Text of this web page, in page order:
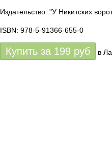
Издательство: "У Никитских
ISBN: 978-5-91366-655-0
Купить за 199 руб в